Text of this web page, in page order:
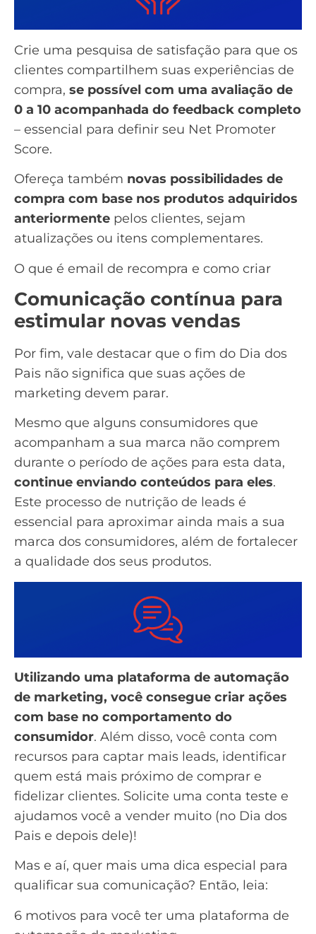
Crie uma pesquisa de satisfação para que os
clientes compartilhem suas experiências de
compra, se possível com uma avaliação de
0 a 10 acompanhada do feedback completo
– essencial para definir seu Net Promoter
Score.
Ofereça também novas possibilidades de
compra com base nos produtos adquiridos
anteriormente pelos clientes, sejam
atualizações ou itens complementares.
O que é email de recompra e como criar
Comunicação contínua para
estimular novas vendas
Por fim, vale destacar que o fim do Dia dos
Pais não significa que suas ações de
marketing devem parar.
Mesmo que alguns consumidores que
acompanham a sua marca não comprem
durante o período de ações para esta data,
continue enviando conteúdos para eles.
Este processo de nutrição de leads é
essencial para aproximar ainda mais a sua
marca dos consumidores, além de fortalecer
a qualidade dos seus produtos.
Utilizando uma plataforma de automação
de marketing, você consegue criar ações
com base no comportamento do
consumidor. Além disso, você conta com
recursos para captar mais leads, identificar
quem está mais próximo de comprar e
fidelizar clientes. Solicite uma conta teste e
ajudamos você a vender muito (no Dia dos
Pais e depois dele)!
Mas e aí, quer mais uma dica especial para
qualificar sua comunicação? Então, leia:
6 motivos para você ter uma plataforma de